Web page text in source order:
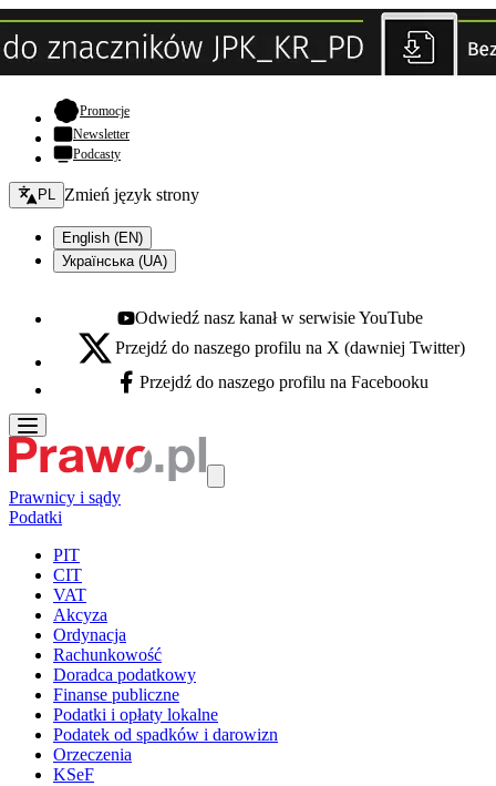
Promocje- otwiera się w nowej karcie
Newsletter
Podcasty
Zmień język - bieżący:
PL Zmień język strony
English (EN)
Українська (UA)
Youtube - otwiera się w nowej karcie
Odwiedź nasz kanał w serwisie YouTube
X - otwiera się w nowej karcie
Przejdź do naszego profilu na X (dawniej Twitter)
Facebook - otwiera się w nowej karcie
Przejdź do naszego profilu na Facebooku
Prawnicy i sądy
Podatki
PIT
CIT
VAT
Akcyza
Ordynacja
Rachunkowość
Doradca podatkowy
Finanse publiczne
Podatki i opłaty lokalne
Podatek od spadków i darowizn
Orzeczenia
KSeF